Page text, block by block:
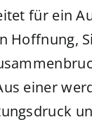
für ein
Hoffnung,
einer